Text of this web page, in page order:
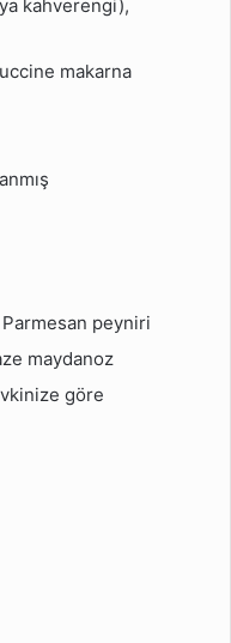
kahverengi),
makarna
peyniri
maydanoz
göre